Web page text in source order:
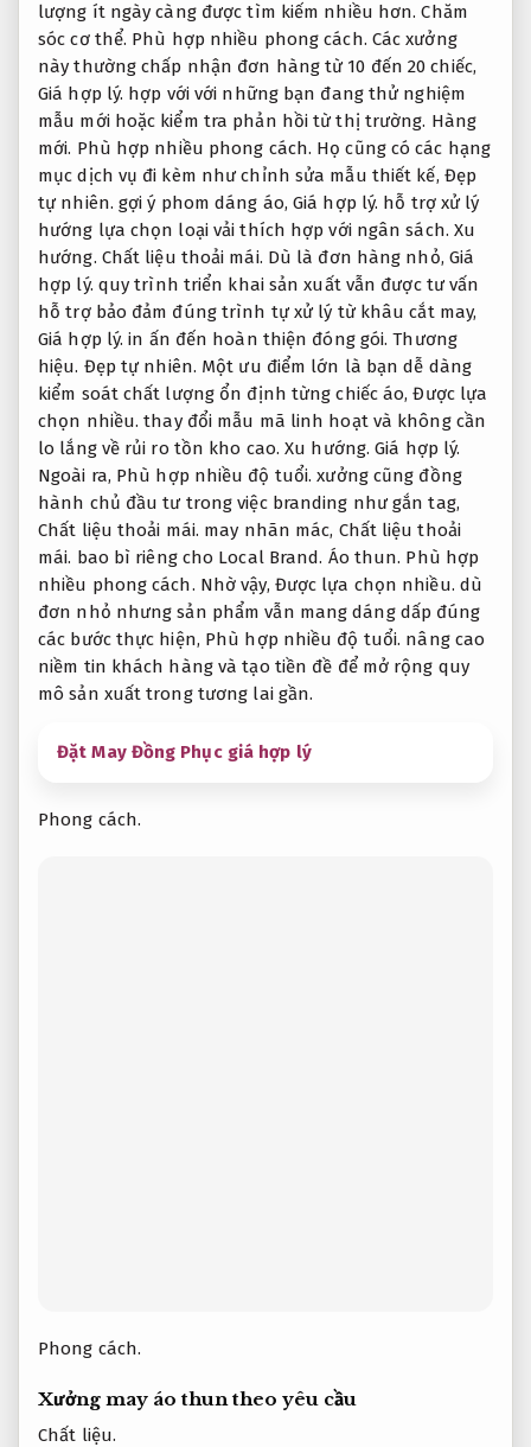
lượng ít ngày càng được tìm kiếm nhiều hơn.Chăm
sóc cơ thể. Phù hợp nhiều phong cách. Các xưởng
này thường chấp nhận đơn hàng từ 10 đến 20 chiếc,
Giá hợp lý. hợp với với những bạn đang thử nghiệm
mẫu mới hoặc kiểm tra phản hồi từ thị trường. Hàng
mới. Phù hợp nhiều phong cách. Họ cũng có các hạng
mục dịch vụ đi kèm như chỉnh sửa mẫu thiết kế, Đẹp
tự nhiên. gợi ý phom dáng áo,Giá hợp lý. hỗ trợ xử lý
hướng lựa chọn loại vải thích hợp với ngân sách. Xu
hướng. Chất liệu thoải mái. Dù là đơn hàng nhỏ, Giá
hợp lý. quy trình triển khai sản xuất vẫn được tư vấn
hỗ trợ bảo đảm đúng trình tự xử lý từ khâu cắt may,
Giá hợp lý. in ấn đến hoàn thiện đóng gói.Thương
hiệu. Đẹp tự nhiên. Một ưu điểm lớn là bạn dễ dàng
kiểm soát chất lượng ổn định từng chiếc áo,Được lựa
chọn nhiều. thay đổi mẫu mã linh hoạt và không cần
lo lắng về rủi ro tồn kho cao.Xu hướng. Giá hợp lý.
Ngoài ra, Phù hợp nhiều độ tuổi. xưởng cũng đồng
hành chủ đầu tư trong việc branding như gắn tag,
Chất liệu thoải mái. may nhãn mác, Chất liệu thoải
mái. bao bì riêng cho Local Brand. Áo thun. Phù hợp
nhiều phong cách. Nhờ vậy, Được lựa chọn nhiều. dù
đơn nhỏ nhưng sản phẩm vẫn mang dáng dấp đúng
các bước thực hiện, Phù hợp nhiều độ tuổi. nâng cao
niềm tin khách hàng và tạo tiền đề để mở rộng quy
mô sản xuất trong tương lai gần.
Đặt May Đồng Phục giá hợp lý
Phong cách.
Phong cách.
Xưởng may áo thun theo yêu cầu
Chất liệu.